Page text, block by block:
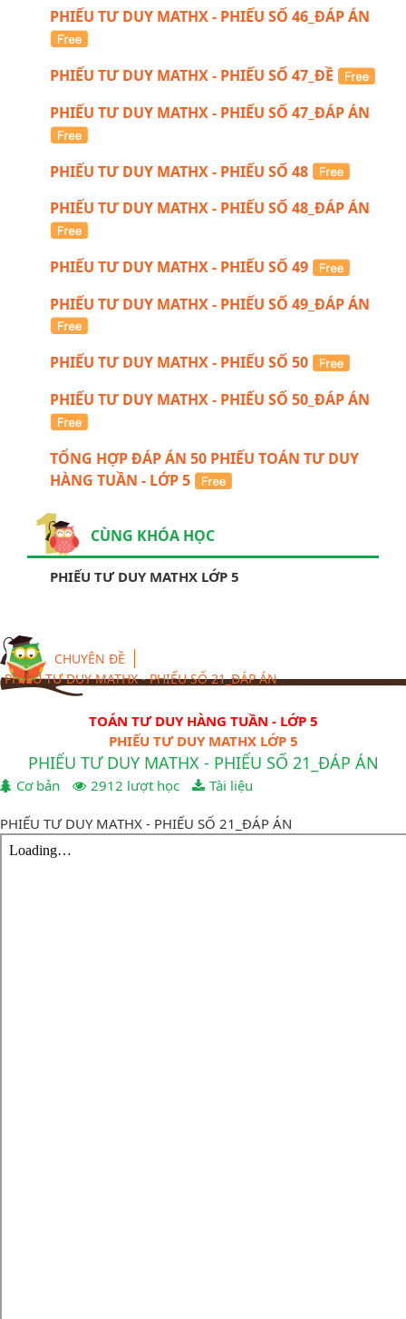
PHIẾU TƯ DUY MATHX - PHIẾU SỐ 46_ĐÁP ÁN
PHIẾU TƯ DUY MATHX - PHIẾU SỐ 47_ĐỀ
PHIẾU TƯ DUY MATHX - PHIẾU SỐ 47_ĐÁP ÁN
PHIẾU TƯ DUY MATHX - PHIẾU SỐ 48
PHIẾU TƯ DUY MATHX - PHIẾU SỐ 48_ĐÁP ÁN
PHIẾU TƯ DUY MATHX - PHIẾU SỐ 49
PHIẾU TƯ DUY MATHX - PHIẾU SỐ 49_ĐÁP ÁN
PHIẾU TƯ DUY MATHX - PHIẾU SỐ 50
PHIẾU TƯ DUY MATHX - PHIẾU SỐ 50_ĐÁP ÁN
TỔNG HỢP ĐÁP ÁN 50 PHIẾU TOÁN TƯ DUY
HÀNG TUẦN - LỚP 5
CÙNG KHÓA HỌC
PHIẾU TƯ DUY MATHX LỚP 5
CHUYÊN ĐỀ
PHIẾU TƯ DUY MATHX - PHIẾU SỐ 21_ĐÁP ÁN
TOÁN TƯ DUY HÀNG TUẦN - LỚP 5
PHIẾU TƯ DUY MATHX LỚP 5
PHIẾU TƯ DUY MATHX - PHIẾU SỐ 21_ĐÁP ÁN
Cơ bản 2912 lượt học Tài liệu
PHIẾU TƯ DUY MATHX - PHIẾU SỐ 21_ĐÁP ÁN